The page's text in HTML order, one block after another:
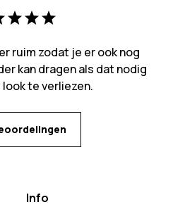
ruim zodat je er ook nog
kan dragen als dat nodig
te verliezen.
Info